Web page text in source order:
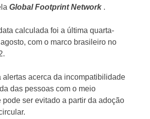
Global Footprint Network.
calculada foi a última quarta-
com o marco brasileiro no
acerca da incompatibilidade
das pessoas com o meio
pode ser evitado a partir da adoção